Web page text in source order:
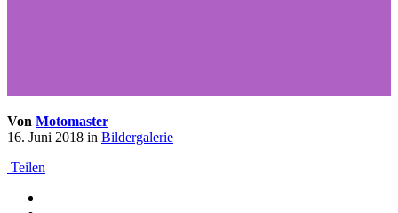
Von Motomaster
16. Juni 2018 in Bildergalerie
Teilen